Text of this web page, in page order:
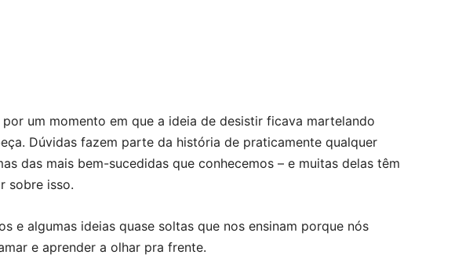
um momento em que a ideia de desistir ficava martelando
Dúvidas fazem parte da história de praticamente qualquer
das mais bem-sucedidas que conhecemos – e muitas delas têm
sobre isso.
e algumas ideias quase soltas que nos ensinam porque nós
e aprender a olhar pra frente.